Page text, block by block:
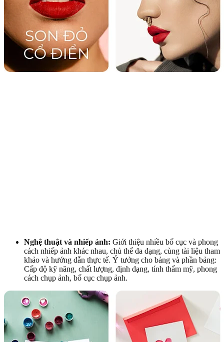
Nghệ thuật và nhiếp ảnh: Giới thiệu nhiều bố cục và phong
cách nhiếp ảnh khác nhau, chủ thể đa dạng, cùng tài liệu tham
khảo và hướng dẫn thực tế. Ý tưởng cho bảng và phần bảng:
Cấp độ kỹ năng, chất lượng, định dạng, tính thẩm mỹ, phong
cách chụp ảnh, bố cục chụp ảnh.